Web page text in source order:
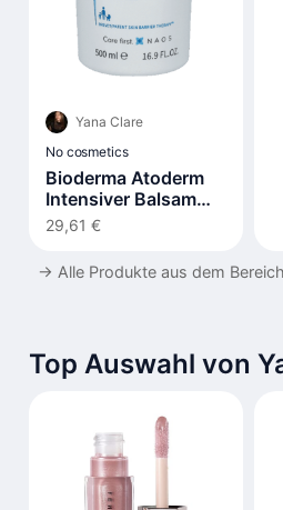
Yana Clare
No cosmetics
Bioderma Atoderm
Intensiver Balsam
500ml
29,61 €
→ Alle Produkte aus dem
Top Auswahl von